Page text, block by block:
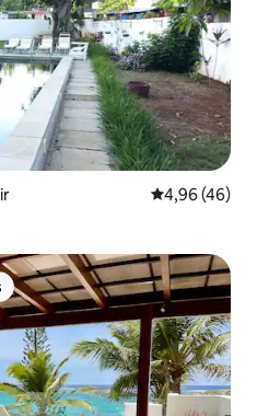
Évaluation
4,96 (46)
plus appréciés